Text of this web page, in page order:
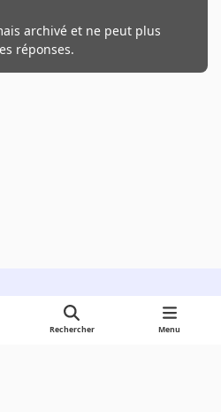
archivé et ne peut plus
réponses.
Rechercher Menu